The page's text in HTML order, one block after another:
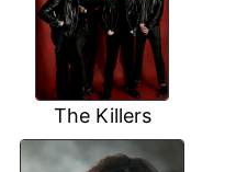
The Killers